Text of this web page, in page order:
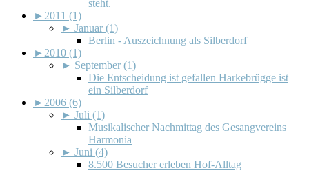
steht.
► 2011 (1)
► Januar (1)
Berlin - Auszeichnung als Silberdorf
► 2010 (1)
► September (1)
Die Entscheidung ist gefallen Harkebrügge ist
ein Silberdorf
► 2006 (6)
► Juli (1)
Musikalischer Nachmittag des Gesangvereins
Harmonia
► Juni (4)
8.500 Besucher erleben Hof-Alltag